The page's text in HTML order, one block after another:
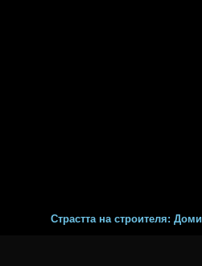
Страстта на строителя: